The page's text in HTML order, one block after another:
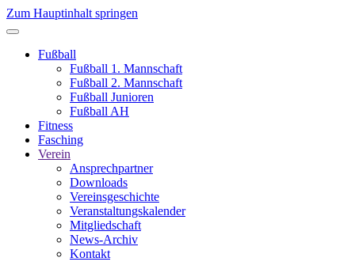
Zum Hauptinhalt springen
Fußball
Fußball 1. Mannschaft
Fußball 2. Mannschaft
Fußball Junioren
Fußball AH
Fitness
Fasching
Verein
Ansprechpartner
Downloads
Vereinsgeschichte
Veranstaltungskalender
Mitgliedschaft
News-Archiv
Kontakt